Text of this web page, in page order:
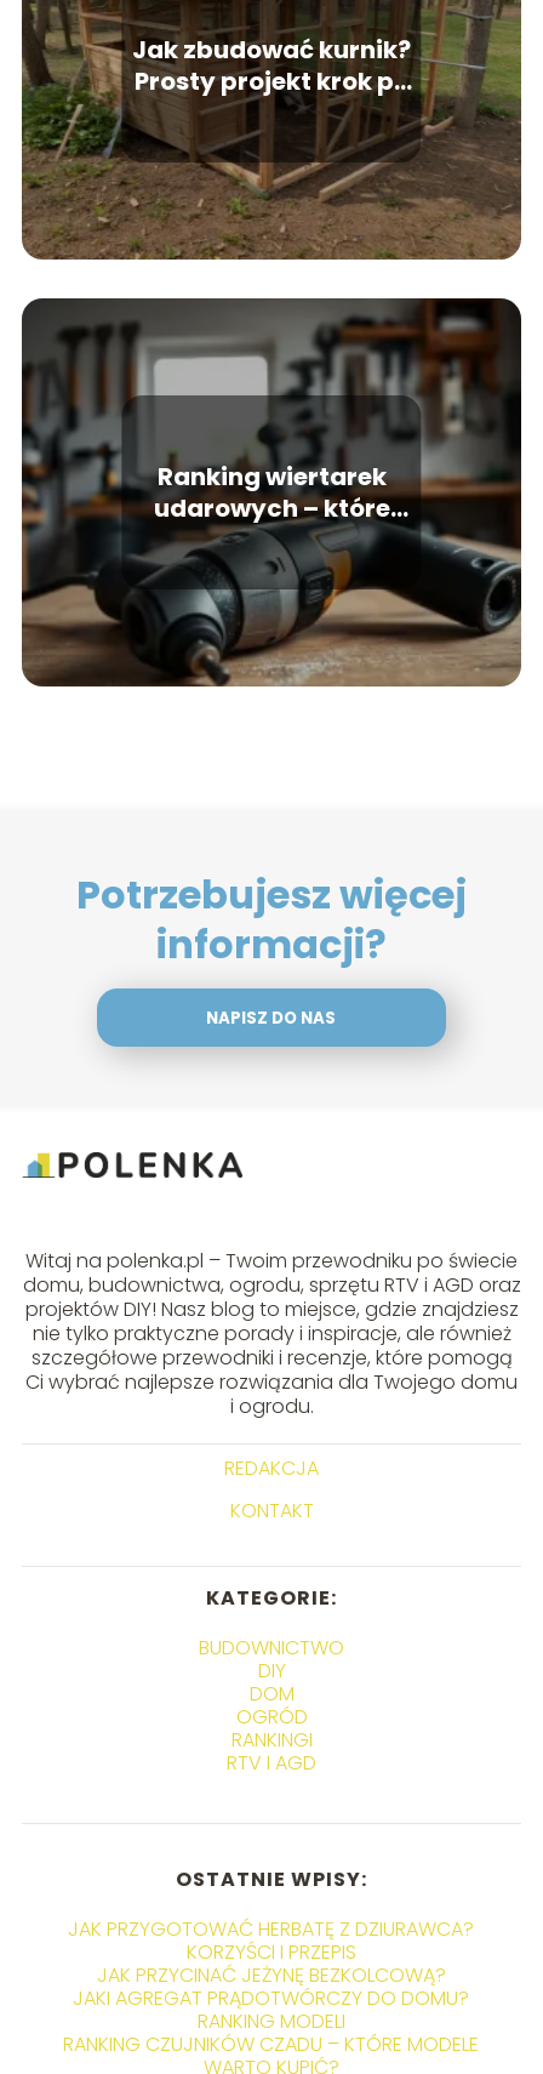
Jak zbudować kurnik?
Prosty projekt krok po
kroku
Ranking wiertarek
udarowych – które
modele warto kupić?
Potrzebujesz więcej
informacji?
NAPISZ DO NAS
Witaj na polenka.pl – Twoim przewodniku po świecie
domu, budownictwa, ogrodu, sprzętu RTV i AGD oraz
projektów DIY! Nasz blog to miejsce, gdzie znajdziesz
nie tylko praktyczne porady i inspiracje, ale również
szczegółowe przewodniki i recenzje, które pomogą
Ci wybrać najlepsze rozwiązania dla Twojego domu
i ogrodu.
REDAKCJA
KONTAKT
KATEGORIE:
BUDOWNICTWO
DIY
DOM
OGRÓD
RANKINGI
RTV I AGD
OSTATNIE WPISY:
JAK PRZYGOTOWAĆ HERBATĘ Z DZIURAWCA?
KORZYŚCI I PRZEPIS
JAK PRZYCINAĆ JEŻYNĘ BEZKOLCOWĄ?
JAKI AGREGAT PRĄDOTWÓRCZY DO DOMU?
RANKING MODELI
RANKING CZUJNIKÓW CZADU – KTÓRE MODELE
WARTO KUPIĆ?